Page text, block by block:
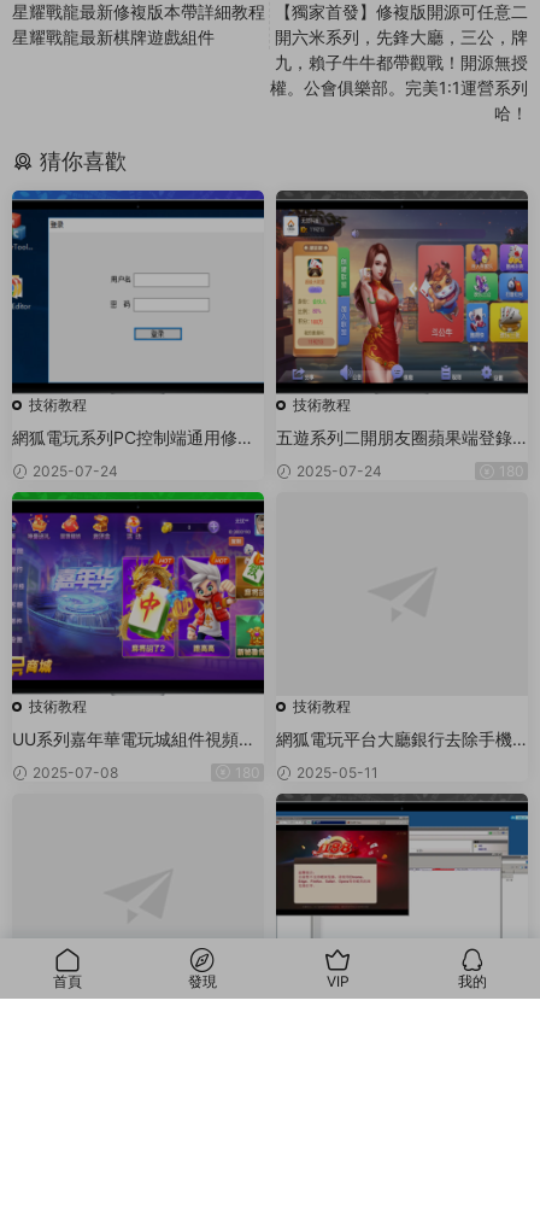
星耀戰龍最新修複版本帶詳細教程
星耀戰龍最新棋牌遊戲組件
【獨家首發】修複版開源可任意二
開六米系列，先鋒大廳，三公，牌
九，賴子牛牛都帶觀戰！開源無授
權。公會俱樂部。完美1:1運營系列
哈！
猜你喜歡
技術教程
網狐電玩系列PC控制端通用修改
圖文教程
2025-07-24
技術教程
五遊系列二開朋友圈蘋果端登錄
閃退修複文件
2025-07-24 180
技術教程
UU系列嘉年華電玩城組件視頻搭
建教程
2025-07-08 180
技術教程
網狐電玩平台大廳銀行去除手機
短信驗證碼校驗（Lua 技術)
2025-05-11
首頁 發現 VIP 我的